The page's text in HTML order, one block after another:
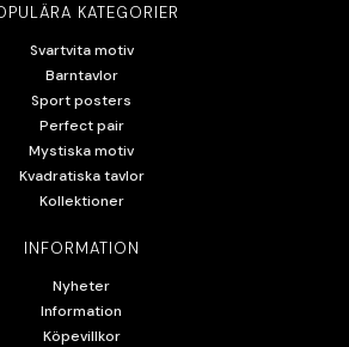
KATEGORIER
Svartvita motiv
Barntavlor
Sport posters
Perfect pair
Mystiska motiv
Kvadratiska tavlor
Kollektioner
INFORMATION
Nyheter
Information
Köpevillkor